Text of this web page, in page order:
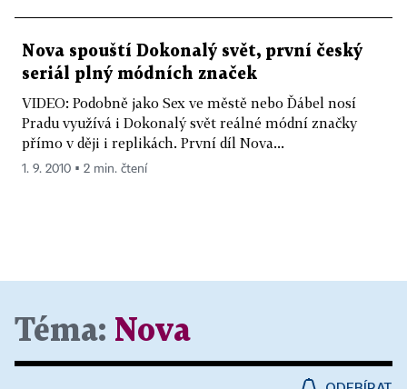
Nova spouští Dokonalý svět, první český
seriál plný módních značek
VIDEO: Podobně jako Sex ve městě nebo Ďábel nosí
Pradu využívá i Dokonalý svět reálné módní značky
přímo v ději i replikách. První díl Nova...
1. 9. 2010 ▪ 2 min. čtení
Téma: Nova